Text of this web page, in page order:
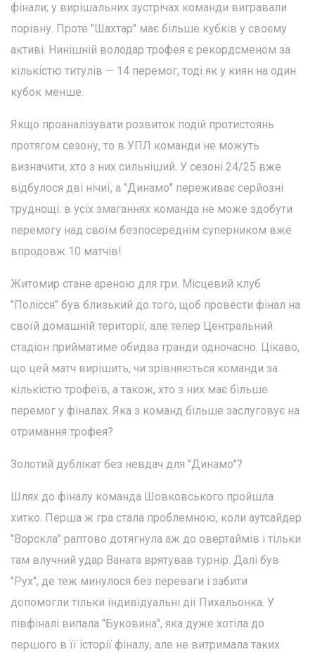
фінали; у вирішальних зустрічах команди вигравали
порівну. Проте "Шахтар" має більше кубків у своєму
активі. Нинішній володар трофея є рекордсменом за
кількістю титулів — 14 перемог, тоді як у киян на один
кубок менше.
Якщо проаналізувати розвиток подій протистоянь
протягом сезону, то в УПЛ команди не можуть
визначити, хто з них сильніший. У сезоні 24/25 вже
відбулося дві нічиї, а "Динамо" переживає серйозні
труднощі: в усіх змаганнях команда не може здобути
перемогу над своїм безпосереднім суперником вже
впродовж 10 матчів!
Житомир стане ареною для гри. Місцевий клуб
"Полісся" був близький до того, щоб провести фінал на
своїй домашній території, але тепер Центральний
стадіон прийматиме обидва гранди одночасно. Цікаво,
що цей матч вирішить, чи зрівняються команди за
кількістю трофеїв, а також, хто з них має більше
перемог у фіналах. Яка з команд більше заслуговує на
отримання трофея?
Золотий дублікат без невдач для "Динамо"?
Шлях до фіналу команда Шовковського пройшла
хитко. Перша ж гра стала проблемною, коли аутсайдер
"Ворскла" раптово дотягнула аж до овертаймів і тільки
там влучний удар Ваната врятував турнір. Далі був
"Рух", де теж минулося без переваги і забити
допомогли тільки індивідуальні дії Пихальонка. У
півфіналі випала "Буковина", яка дуже хотіла до
першого в її історії фіналу, але не витримала таких